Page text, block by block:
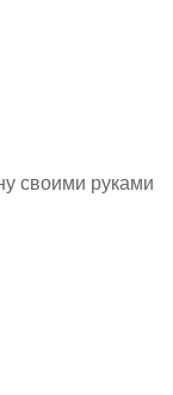
своими руками